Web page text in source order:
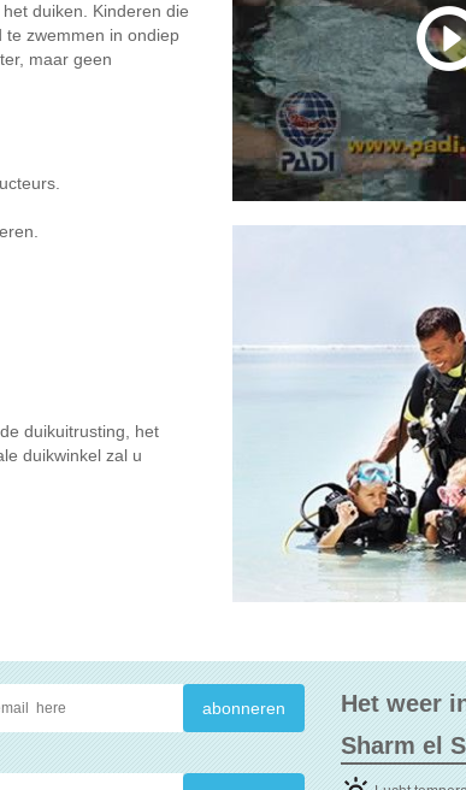
duiken. Kinderen die
te zwemmen in ondiep
maar geen
duikuitrusting, het
duikwinkel zal u
Het weer